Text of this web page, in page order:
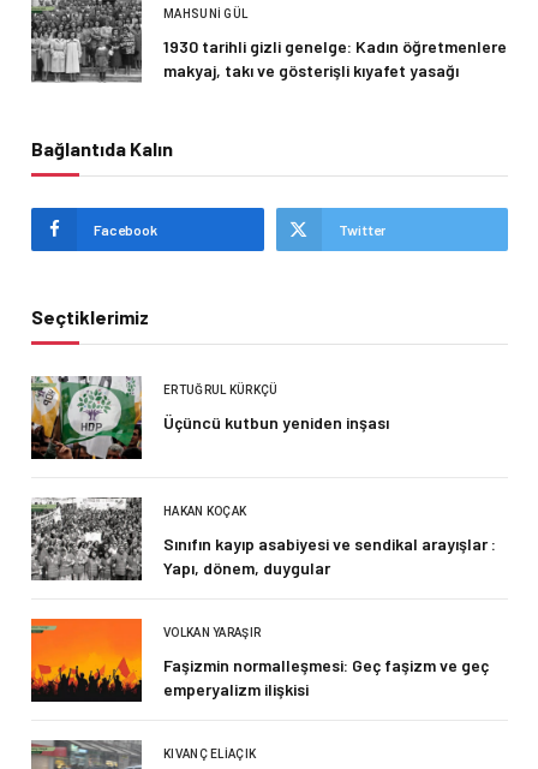
MAHSUNI GÜL
1930 tarihli gizli genelge: Kadın öğretmenlere
makyaj, takı ve gösterişli kıyafet yasağı
Bağlantıda Kalın
Facebook Twitter
Seçtiklerimiz
ERTUĞRUL KÜRKÇÜ
Üçüncü kutbun yeniden inşası
HAKAN KOÇAK
Sınıfın kayıp asabiyesi ve sendikal arayışlar :
Yapı, dönem, duygular
VOLKAN YARAŞIR
Faşizmin normalleşmesi: Geç faşizm ve geç
emperyalizm ilişkisi
KIVANÇ ELIAÇIK